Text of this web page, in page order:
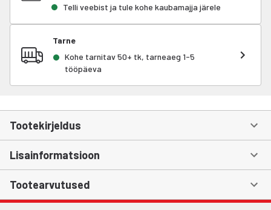
Telli veebist ja tule kohe kaubamajja järele
Tarne
Kohe tarnitav 50+ tk, tarneaeg 1-5
tööpäeva
Tootekirjeldus
Lisainformatsioon
Tootearvutused